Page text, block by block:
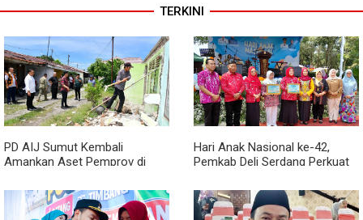
TERKINI
PD AIJ Sumut Kembali
Amankan Aset Pemprov di
Bioskop Ria Dibongkar
Hari Anak Nasional ke-42,
Pemkab Deli Serdang Perkuat